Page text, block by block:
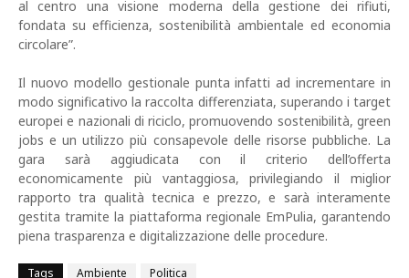
al centro una visione moderna della gestione dei rifiuti,
fondata su efficienza, sostenibilità ambientale ed economia
circolare”.
Il nuovo modello gestionale punta infatti ad incrementare in
modo significativo la raccolta differenziata, superando i target
europei e nazionali di riciclo, promuovendo sostenibilità, green
jobs e un utilizzo più consapevole delle risorse pubbliche. La
gara sarà aggiudicata con il criterio dell’offerta
economicamente più vantaggiosa, privilegiando il miglior
rapporto tra qualità tecnica e prezzo, e sarà interamente
gestita tramite la piattaforma regionale EmPulia, garantendo
piena trasparenza e digitalizzazione delle procedure.
Tags Ambiente Politica